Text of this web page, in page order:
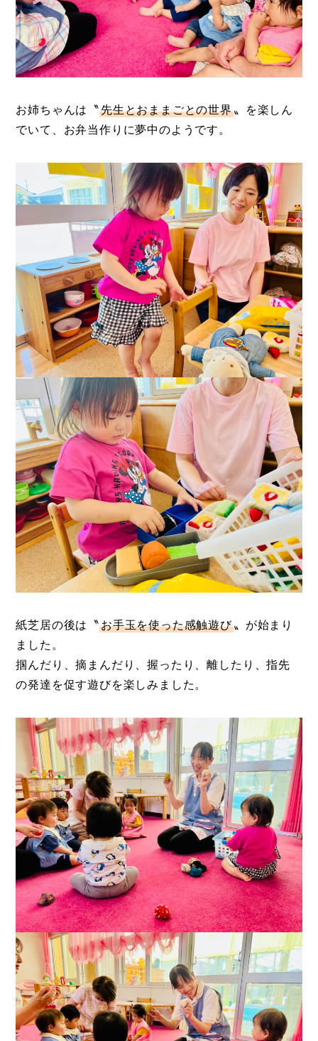
お姉ちゃんは〝先生とおままごとの世界〟を楽しん
でいて、お弁当作りに夢中のようです。
紙芝居の後は〝お手玉を使った感触遊び〟が始まり
ました。
掴んだり、摘まんだり、握ったり、離したり、指先
の発達を促す遊びを楽しみました。